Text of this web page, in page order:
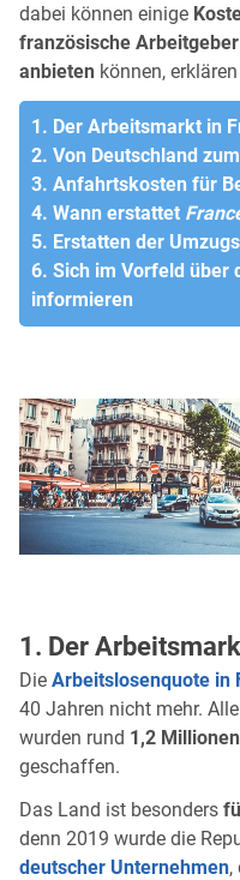
dabei können einige
französische
anbieten können,
1. Der Arbeitsmarkt in
2. Von Deutschland
3. Anfahrtskosten für
4. Wann erstattet
5. Erstatten der
6. Sich im Vorfeld über
informieren
1. Der
Die Arbeitslosenquote in
40 Jahren nicht mehr.
wurden rund 1,2
geschaffen.
Das Land ist besonders
denn 2019 wurde die
deutscher Unternehmen,